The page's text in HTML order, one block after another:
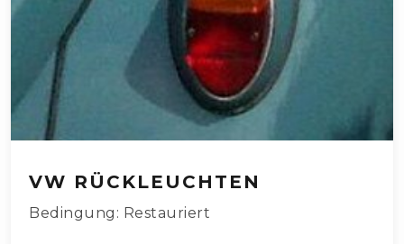
VW RÜCKLEUCHTEN
Bedingung: Restauriert